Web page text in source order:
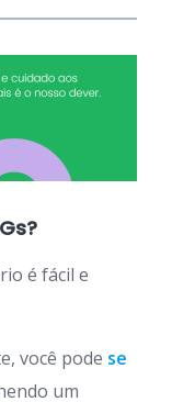
é fácil e
você pode se
um